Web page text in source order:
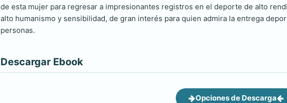
de esta mujer para regresar a impresionantes registros en el deporte de alto
alto humanismo y sensibilidad, de gran interés para quien admira la entrega
personas.
Descargar Ebook
Opciones de Descarga